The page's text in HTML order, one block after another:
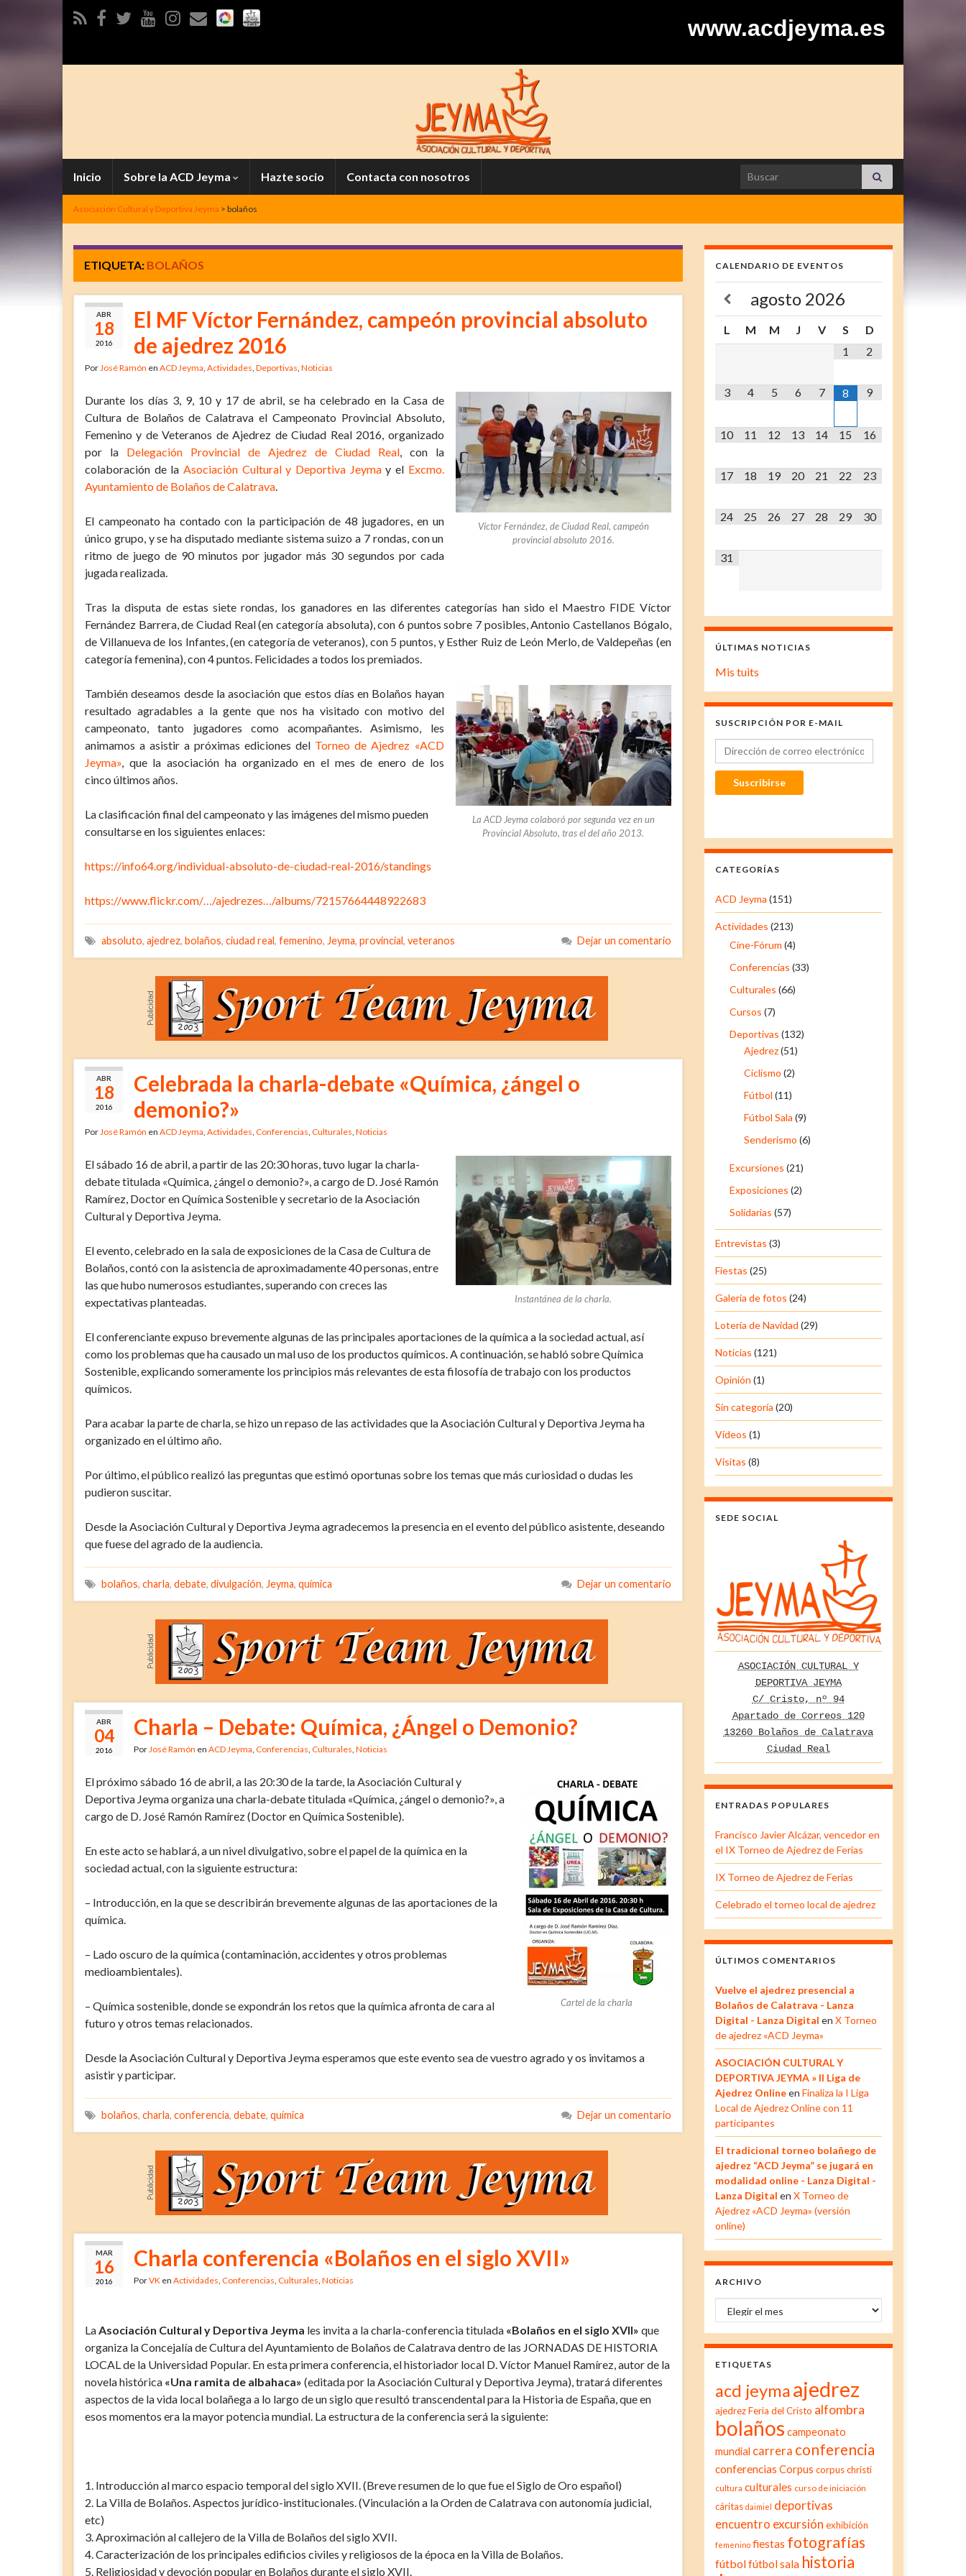
www.acdjeyma.es
Inicio Sobre la ACD Jeyma Hazte socio Contacta con nosotros Search for:
Asociación Cultural y Deportiva Jeyma > bolaños
ETIQUETA: BOLAÑOS
ABR
18
2016
El MF Víctor Fernández, campeón provincial absoluto
de ajedrez 2016
Por José Ramón en ACD Jeyma Actividades Deportivas Noticias
Víctor Fernández, de Ciudad Real, campeón
provincial absoluto 2016.
Durante los días 3, 9, 10 y 17 de abril, se ha celebrado en la Casa de
Cultura de Bolaños de Calatrava el Campeonato Provincial Absoluto,
Femenino y de Veteranos de Ajedrez de Ciudad Real 2016, organizado
por la Delegación Provincial de Ajedrez de Ciudad Real, con la
colaboración de la Asociación Cultural y Deportiva Jeymay el Excmo.
Ayuntamiento de Bolaños de Calatrava
El campeonato ha contado con la participación de 48 jugadores, en un
único grupo, y se ha disputado mediante sistema suizo a 7 rondas, con un
ritmo de juego de 90 minutos por jugador más 30 segundos por cada
jugada realizada.
Tras la disputa de estas siete rondas, los ganadores en las diferentes categorías han sido el Maestro FIDE Víctor
Fernández Barrera, de Ciudad Real (en categoría absoluta), con 6 puntos sobre 7 posibles, Antonio Castellanos Bógalo,
de Villanueva de los Infantes, (en categoría de veteranos), con 5 puntos, y Esther Ruiz de León Merlo, de Valdepeñas (en
categoría femenina), con 4 puntos. Felicidades a todos los premiados.
La ACD Jeyma colaboró por segunda vez en un
Provincial Absoluto, tras el del año 2013.
También deseamos desde la asociación que estos días en Bolaños hayan
resultado agradables a la gente que nos ha visitado con motivo del
campeonato, tanto jugadores como acompañantes. Asimismo, les
animamos a asistir a próximas ediciones del Torneo de Ajedrez «ACD
Jeyma» , que la asociación ha organizado en el mes de enero de los
cinco últimos años.
La clasificación final del campeonato y las imágenes del mismo pueden
consultarse en los siguientes enlaces:
https://info64.org/individual-absoluto-de-ciudad-real-2016/standings
https://www.flickr.com/…/ajedrezes…/albums/72157664448922683
absoluto, ajedrez, bolaños, ciudad real, femenino, Jeyma, provincial, veteranos Dejar un comentario
ABR
18
2016
Celebrada la charla-debate «Química, ¿ángel o
demonio?»
Por José Ramón en ACD Jeyma Actividades Conferencias Culturales Noticias
Instantánea de la charla.
El sábado 16 de abril, a partir de las 20:30 horas, tuvo lugar la charla-
debate titulada «Química, ¿ángel o demonio?», a cargo de D. José Ramón
Ramírez, Doctor en Química Sostenible y secretario de la Asociación
Cultural y Deportiva Jeyma.
El evento, celebrado en la sala de exposiciones de la Casa de Cultura de
Bolaños, contó con la asistencia de aproximadamente 40 personas, entre
las que hubo numerosos estudiantes, superando con creces las
expectativas planteadas.
El conferenciante expuso brevemente algunas de las principales aportaciones de la química a la sociedad actual, así
como los problemas que ha causado un mal uso de los productos químicos. A continuación, se habló sobre Química
Sostenible, explicando someramente los principios más relevantes de esta filosofía de trabajo con los productos
químicos.
Para acabar la parte de charla, se hizo un repaso de las actividades que la Asociación Cultural y Deportiva Jeyma ha
organizado en el último año.
Por último, el público realizó las preguntas que estimó oportunas sobre los temas que más curiosidad o dudas les
pudieron suscitar.
Desde la Asociación Cultural y Deportiva Jeyma agradecemos la presencia en el evento del público asistente, deseando
que fuese del agrado de la audiencia.
bolaños, charla, debate, divulgación, Jeyma, química Dejar un comentario
ABR
04
2016
Charla – Debate: Química, ¿Ángel o Demonio?
Por José Ramón en ACD Jeyma Conferencias Culturales Noticias
Cartel de la charla
El próximo sábado 16 de abril, a las 20:30 de la tarde, la Asociación Cultural y
Deportiva Jeyma organiza una charla-debate titulada «Química, ¿ángel o demonio?», a
cargo de D. José Ramón Ramírez (Doctor en Química Sostenible).
En este acto se hablará, a un nivel divulgativo, sobre el papel de la química en la
sociedad actual, con la siguiente estructura:
– Introducción, en la que se describirán brevemente algunas de las aportaciones de la
química.
– Lado oscuro de la química (contaminación, accidentes y otros problemas
medioambientales).
– Química sostenible, donde se expondrán los retos que la química afronta de cara al
futuro y otros temas relacionados.
Desde la Asociación Cultural y Deportiva Jeyma esperamos que este evento sea de vuestro agrado y os invitamos a
asistir y participar.
bolaños, charla, conferencia, debate, química Dejar un comentario
MAR
16
2016
Charla conferencia «Bolaños en el siglo XVII»
PorVK en Actividades Conferencias Culturales Noticias
La Asociación Cultural y Deportiva Jeyma les invita a la charla-conferencia titulada «Bolaños en el siglo XVII» que
organiza la Concejalía de Cultura del Ayuntamiento de Bolaños de Calatrava dentro de las JORNADAS DE HISTORIA
LOCAL de la Universidad Popular. En esta primera conferencia, el historiador local D. Víctor Manuel Ramírez, autor de la
novela histórica «Una ramita de albahaca» (editada por la Asociación Cultural y Deportiva Jeyma), tratará diferentes
aspectos de la vida local bolañega a lo largo de un siglo que resultó transcendental para la Historia de España, que en
esos momentos era la mayor potencia mundial. La estructura de la conferencia será la siguiente:
1. Introducción al marco espacio temporal del siglo XVII. (Breve resumen de lo que fue el Siglo de Oro español)
2. La Villa de Bolaños. Aspectos jurídico-institucionales. (Vinculación a la Orden de Calatrava con autonomía judicial,
etc)
3. Aproximación al callejero de la Villa de Bolaños del siglo XVII.
4. Caracterización de los principales edificios civiles y religiosos de la época en la Villa de Bolaños.
5. Religiosidad y devoción popular en Bolaños durante el siglo XVII.
CALENDARIO DE EVENTOS
agosto 2026
L M M J V S
D
1
2
3 4 5 6 7 8 9
10 11 12 13 14 15 16
17 18 19 20 21 22 23
24 25 26 27 28 29 30
31
ÚLTIMAS NOTICIAS
Mis tuits
SUSCRIPCIÓN POR E-MAIL
Dirección de correo electrónico
Suscribirse
CATEGORÍAS
ACD Jeyma (151)
Actividades (213)
Cine-Fórum (4)
Conferencias (33)
Culturales (66)
Cursos (7)
Deportivas (132)
Ajedrez(51)
Ciclismo (2)
Fútbol (11)
Fútbol Sala (9)
Senderismo (6)
Excursiones (21)
Exposiciones (2)
Solidarias (57)
Entrevistas (3)
Fiestas (25)
Galería de fotos (24)
Lotería de Navidad (29)
Noticias (121)
Opinión (1)
Sin categoría (20)
Vídeos (1)
Visitas (8)
SEDE SOCIAL
ASOCIACIÓN CULTURAL Y
DEPORTIVA JEYMA
C/ Cristo, nº 94
Apartado de Correos 120
13260 Bolaños de Calatrava
Ciudad Real
ENTRADAS POPULARES
Francisco Javier Alcázar, vencedor en
el IX Torneo de Ajedrez de Ferias
IX Torneo de Ajedrez de Ferias
Celebrado el torneo local de ajedrez
ÚLTIMOS COMENTARIOS
Vuelve el ajedrez presencial a
Bolaños de Calatrava - Lanza
Digital - Lanza Digital en X Torneo
de ajedrez «ACD Jeyma»
ASOCIACIÓN CULTURAL Y
DEPORTIVA JEYMA » II Liga de
Ajedrez Onlineen Finaliza la I Liga
Local de Ajedrez Online con 11
participantes
El tradicional torneo bolañego de
ajedrez “ACD Jeyma” se jugará en
modalidad online - Lanza Digital -
Lanza Digital en X Torneo de
Ajedrez «ACD Jeyma» (versión
online)
ARCHIVO
Archivo
ETIQUETAS
acd jeymaajedrez
ajedrez Feria del Cristo alfombra
bolaños campeonato
mundial carrera conferencia
conferencias Corpus corpus christi
cultura culturales curso de iniciación
cáritas daimiel deportivas
encuentro excursión exhibición
femenino fiestas fotografías
fútbolfútbol sala historia